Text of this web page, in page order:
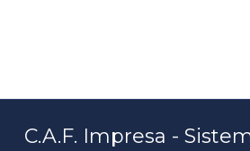
C.A.F. Impresa -